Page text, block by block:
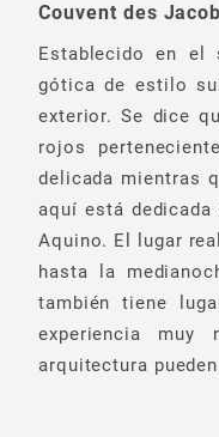
Couvent des
Establecido en el
gótica de estilo
exterior. Se dice
rojos
delicada mientras
aquí está
Aquino. El lugar
hasta la
también tiene
experiencia muy
arquitectura